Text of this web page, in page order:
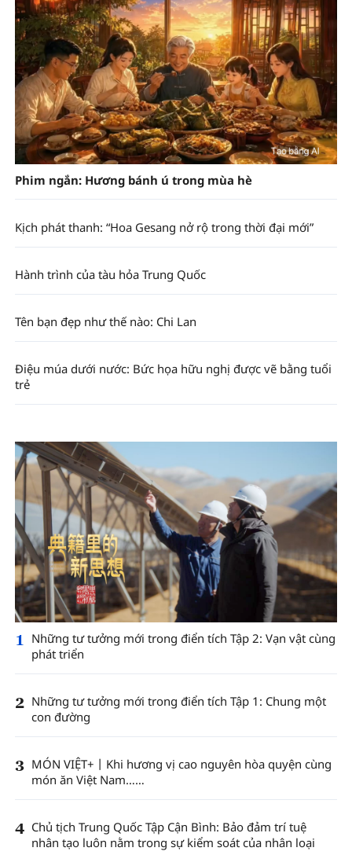
Phim ngắn: Hương bánh ú trong mùa hè
Kịch phát thanh: “Hoa Gesang nở rộ trong thời đại mới”
Hành trình của tàu hỏa Trung Quốc
Tên bạn đẹp như thế nào: Chi Lan
Điệu múa dưới nước: Bức họa hữu nghị được vẽ bằng tuổi
trẻ
1
Những tư tưởng mới trong điển tích Tập 2: Vạn vật cùng
phát triển
2 Những tư tưởng mới trong điển tích Tập 1: Chung một
con đường
3 MÓN VIỆT+丨Khi hương vị cao nguyên hòa quyện cùng
món ăn Việt Nam……
4 Chủ tịch Trung Quốc Tập Cận Bình: Bảo đảm trí tuệ
nhân tạo luôn nằm trong sự kiểm soát của nhân loại